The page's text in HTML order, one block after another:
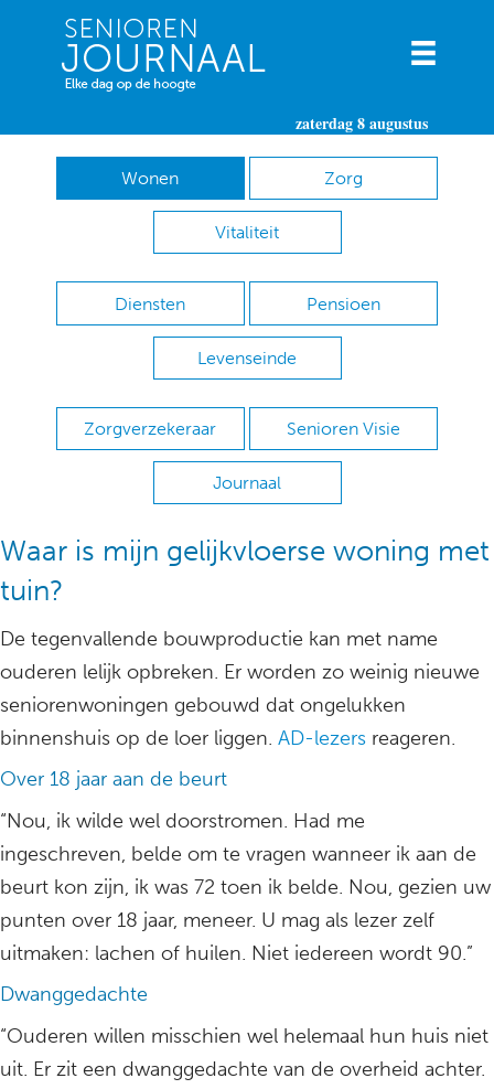
zaterdag 8 augustus
Wonen Zorg
Vitaliteit
Diensten Pensioen
Levenseinde
Zorgverzekeraar Senioren Visie
Journaal
Waar is mijn gelijkvloerse woning met
tuin?
De tegenvallende bouwproductie kan met name
ouderen lelijk opbreken. Er worden zo weinig nieuwe
seniorenwoningen gebouwd dat ongelukken
binnenshuis op de loer liggen. AD-lezers reageren.
Over 18 jaar aan de beurt
“Nou, ik wilde wel doorstromen. Had me
ingeschreven, belde om te vragen wanneer ik aan de
beurt kon zijn, ik was 72 toen ik belde. Nou, gezien uw
punten over 18 jaar, meneer. U mag als lezer zelf
uitmaken: lachen of huilen. Niet iedereen wordt 90.”
Dwanggedachte
“Ouderen willen misschien wel helemaal hun huis niet
uit. Er zit een dwanggedachte van de overheid achter.